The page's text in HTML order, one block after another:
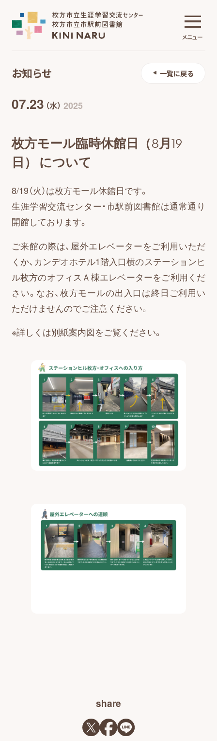
メニュー
施設について
イベント・講座
お知らせ・広報誌
お知らせ一覧
広報誌の掲載
はじめまして!
一覧に戻る
お知らせ
share
07.23 （水） 2025
枚方モール臨時休館日（8月19
日） について
8/19（火）は枚方モール休館日です。
生涯学習交流センター・市駅前図書館は通常通り
開館しております。
ご来館の際は、屋外エレベーターをご利用いただ
くか、カンデオホテル1階入口横のステーションヒ
ル枚方のオフィスＡ棟エレベーターをご利用くだ
さい。なお、枚方モールの出入口は終日ご利用い
ただけませんのでご注意ください。
※詳しくは別紙案内図をご覧ください。